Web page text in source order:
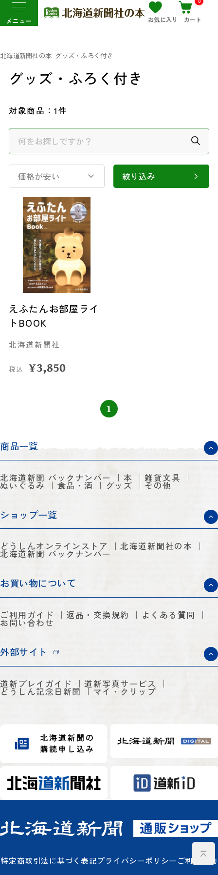
メニュー お気に入り カート
北海道新聞社の本 グッズ・ふろく付き
グッズ・ふろく付き
対象商品：1件
価格が安い 絞り込み
えふたんお部屋ライ
トBOOK
北海道新聞社
税込 ¥3,850
1
商品一覧
北海道新聞 バックナンバー 本 雑貨文具
ぬいぐるみ 食品・酒 グッズ その他
ショップ一覧
どうしんオンラインストア 北海道新聞社の本
北海道新聞 バックナンバー
お買い物について
ご利用ガイド 返品・交換規約 よくある質問
お問い合わせ
外部サイト
道新プレイガイド 道新写真サービス
どうしん記念日新聞 マイ・クリップ
特定商取引法に基づく表記プライバシーポリシー ご利用規約